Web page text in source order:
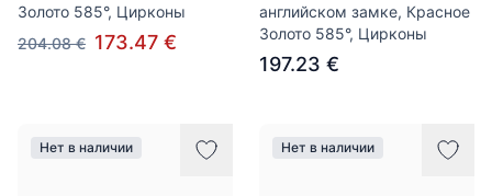
Золото 585°, Цирконы
204.08 € 173.47 €
английском замке, Красное
Золото 585°, Цирконы
197.23 €
Нет в наличии Нет в наличии